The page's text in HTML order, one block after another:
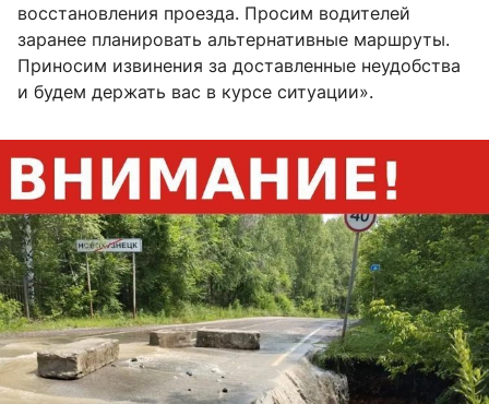
восстановления проезда. Просим водителей
заранее планировать альтернативные маршруты.
Приносим извинения за доставленные неудобства
и будем держать вас в курсе ситуации».